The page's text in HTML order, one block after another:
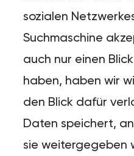
sozialen
Suchmaschine
auch nur einen
haben, haben wir
den Blick dafür
Daten speichert,
sie weitergegeben